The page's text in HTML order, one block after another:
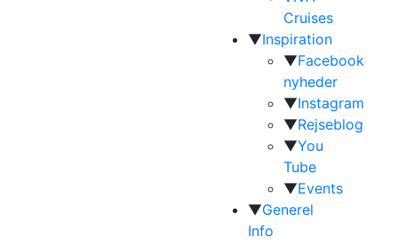
Cruises
▼Inspiration
▼Facebook
nyheder
▼Instagram
▼Rejseblog
▼You
Tube
▼Events
▼Generel
Info